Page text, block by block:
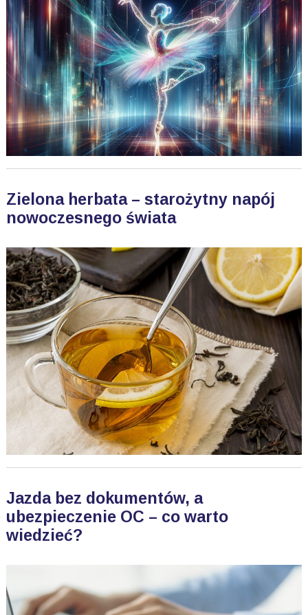
Zielona herbata – starożytny napój
nowoczesnego świata
Jazda bez dokumentów, a
ubezpieczenie OC – co warto
wiedzieć?